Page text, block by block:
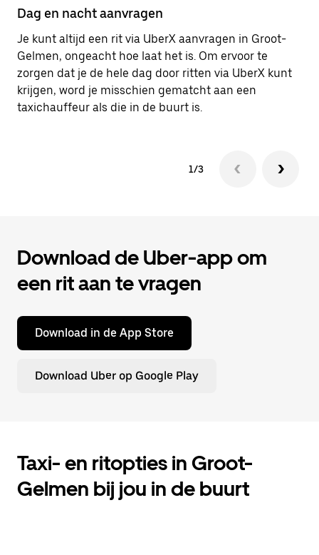
Dag en nacht aanvragen
Je kunt altijd een rit via UberX aanvragen in Groot-
Gelmen, ongeacht hoe laat het is. Om ervoor te
zorgen dat je de hele dag door ritten via UberX kunt
krijgen, word je misschien gematcht aan een
taxichauffeur als die in de buurt is.
1/3
Download de Uber-app om
een rit aan te vragen
Download in de App Store
Download Uber op Google Play
Taxi- en ritopties in Groot-
Gelmen bij jou in de buurt